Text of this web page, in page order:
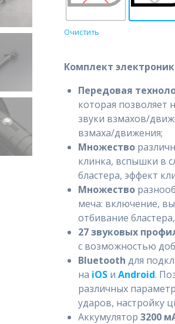
Очистить
Комплект
Передовая
которая
звуки взмахов/
взмаха/движения;
Множество
клинка, вспышки в
бластера, эффект
Множество
меча: включение,
отбивание
27 звуковых
с возможностью
Bluetooth для
на iOSи Android.
различных
ударов, настройку
Аккумулятор 3200